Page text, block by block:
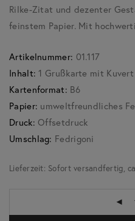
Rilke-Zitat und dezenter
feinstem Papier. Mit
Artikelnummer: 01.117
Inhalt: 1 Grußkarte mit Kuvert
Kartenformat: B6
Papier: umweltfreundliches
Druck: Offsetdruck
Umschlag: Fedrigoni
Lieferzeit: Sofort versandfertig,